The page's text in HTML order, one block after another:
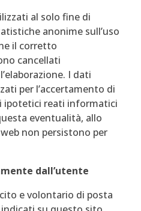
al solo fine di
anonime sull’uso
il corretto
cancellati
I dati
per l’accertamento di
ipotetici reati informatici
eventualità, allo
non persistono per
dall’utente
e volontario di posta